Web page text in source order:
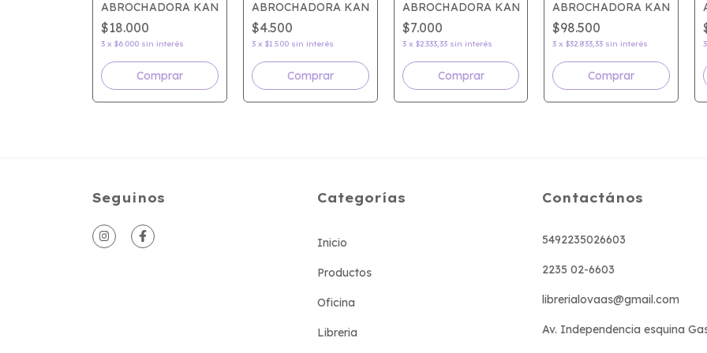
KANGARO M10ABROCHADORA KANGARO HP45
$18.000
3 x $6.000 sin interés
ABROCHADORA KANGARO TRENDY 45M
$4.500
3 x $1.500 sin interés
ABROCHADORA KANGARO VERTIKA10
$7.000
3 x $2.333,33 sin interés
ABROCHADORA KANGARO
$98.500
3 x$32.833,33 sin interés 3
Seguinos Categorías
Inicio
Productos
Oficina
Libreria
Contactános
5492235026603
2235 02-6603
librerialovaas@gmail.com
Av. Independencia esquina